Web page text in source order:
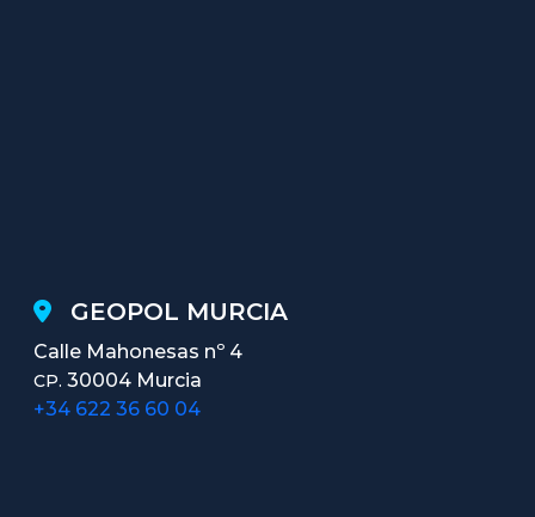
GEOPOL MURCIA
Calle Mahonesas nº 4
CP. 30004 Murcia
+34 622 36 60 04